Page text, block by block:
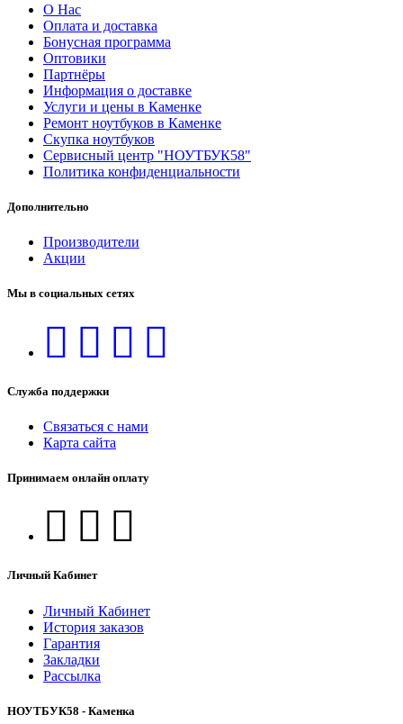
О Нас
Оплата и доставка
Бонусная программа
Оптовики
Партнёры
Информация о доставке
Услуги и цены в Каменке
Ремонт ноутбуков в Каменке
Скупка ноутбуков
Сервисный центр "НОУТБУК58"
Политика конфиденциальности
Дополнительно
Производители
Акции
Мы в социальных сетях
Служба поддержки
Связаться с нами
Карта сайта
Принимаем онлайн оплату
Личный Кабинет
Личный Кабинет
История заказов
Гарантия
Закладки
Рассылка
НОУТБУК58 - Каменка